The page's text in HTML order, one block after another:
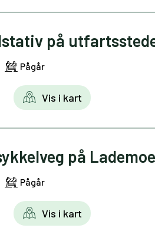
på
Pågår
Vis i kart
på
Pågår
Vis i kart